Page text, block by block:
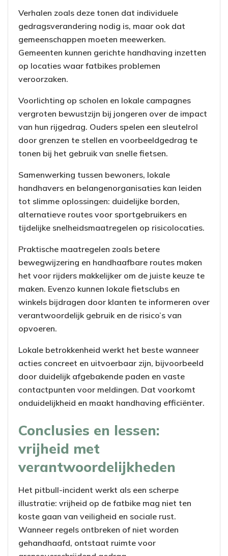
Verhalen zoals deze tonen dat individuele
gedragsverandering nodig is, maar ook dat
gemeenschappen moeten meewerken.
Gemeenten kunnen gerichte handhaving inzetten
op locaties waar fatbikes problemen
veroorzaken.
Voorlichting op scholen en lokale campagnes
vergroten bewustzijn bij jongeren over de impact
van hun rijgedrag. Ouders spelen een sleutelrol
door grenzen te stellen en voorbeeldgedrag te
tonen bij het gebruik van snelle fietsen.
Samenwerking tussen bewoners, lokale
handhavers en belangenorganisaties kan leiden
tot slimme oplossingen: duidelijke borden,
alternatieve routes voor sportgebruikers en
tijdelijke snelheidsmaatregelen op risicolocaties.
Praktische maatregelen zoals betere
bewegwijzering en handhaafbare routes maken
het voor rijders makkelijker om de juiste keuze te
maken. Evenzo kunnen lokale fietsclubs en
winkels bijdragen door klanten te informeren over
verantwoordelijk gebruik en de risico’s van
opvoeren.
Lokale betrokkenheid werkt het beste wanneer
acties concreet en uitvoerbaar zijn, bijvoorbeeld
door duidelijk afgebakende paden en vaste
contactpunten voor meldingen. Dat voorkomt
onduidelijkheid en maakt handhaving efficiënter.
Conclusies en lessen:
vrijheid met
verantwoordelijkheden
Het pitbull-incident werkt als een scherpe
illustratie: vrijheid op de fatbike mag niet ten
koste gaan van veiligheid en sociale rust.
Wanneer regels ontbreken of niet worden
gehandhaafd, ontstaat ruimte voor